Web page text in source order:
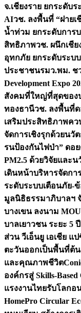
จ.เชียงราย ยกระดับ
AIวช. ลงพื้นที่ “ฝาย
น้ำท่วม ยกระดับการ
สิทธิภาพวช. ผนึกเชี
อุทกภัย ยกระดับระบ
ประชาชนรมว.พม. ช
Development Expo
สังคมที่ใหญ่ที่สุดของ
ทองธานีวช. ลงพื้นที่ด
เสริมประสิทธิภาพค
จัดการเชิงรุกด้วยนวั
รนป้องกันไฟป่า” ดอ
PM2.5 ด้วยวิจัยและน
เดินหน้าบริหารจัดกา
ระดับระบบเตือนภัย-
มูลนิธิธรรมาภิบาลฯ
บางเขน ลงนาม
บาลเยาวชน ระยะ 5 ปี
ส่วน วีเอ็นยู เอเชีย
ตะวันออกเป็นพื้นที่ต้น
และคุณภาพชีวิต
องค์กรสู่ Skills-
แรงงานไทยรับโลกอ
HomePro Circular